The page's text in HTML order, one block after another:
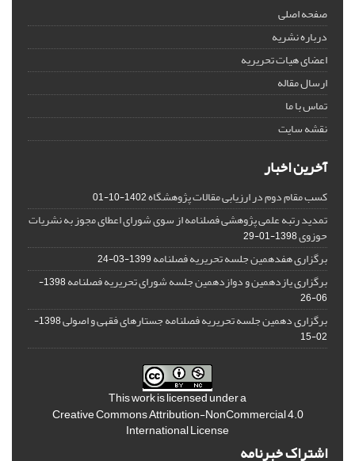
صفحه اصلی
درباره نشریه
اعضای هیات تحریریه
ارسال مقاله
تماس با ما
نقشه سایت
آخرین اخبار
کسب مقام دوم در ارزیابی مقالات پژوهشگاه1402-10-01
تمدید رتبه علمی پژوهشی فصلنامه از سوی شورای اعطای مجوز به نشریات
حوزوی1398-01-29
برگزاری هفدهمین جلسه تحریریه فصلنامه1399-03-24
برگزاری یازدهمین و دوازدهمین جلسه شورای تحریریه فصلنامه
1398-
06-26
برگزاری دهمین جلسه تحریریه فصلنامه جستارهای فقهی و اصولی
1398-
02-15
This work is licensed under a
Creative Commons Attribution-NonCommercial 4.0
International License
اشتراک خبرنامه